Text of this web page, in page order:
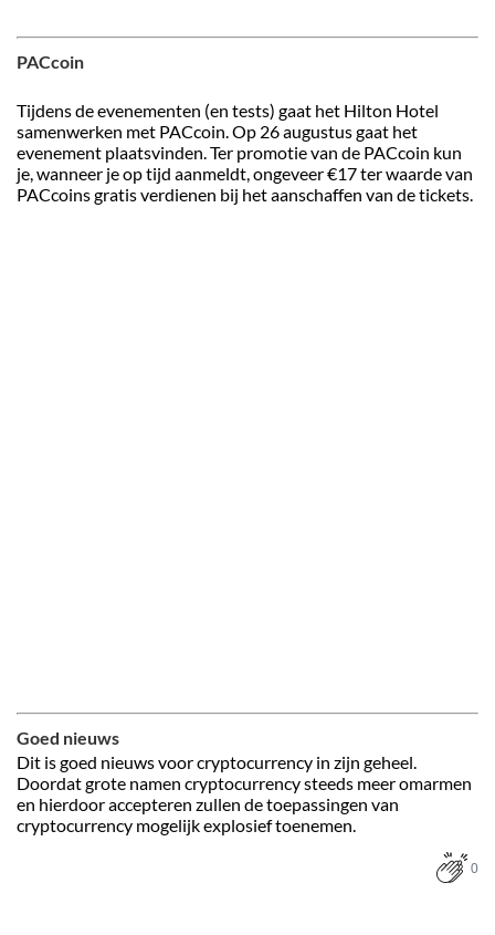
PACcoin
Tijdens de evenementen (en tests) gaat het Hilton Hotel
samenwerken met PACcoin. Op 26 augustus gaat het
evenement plaatsvinden. Ter promotie van de PACcoin kun
je, wanneer je op tijd aanmeldt, ongeveer €17 ter waarde van
PACcoins gratis verdienen bij het aanschaffen van de tickets.
Goed nieuws
Dit is goed nieuws voor cryptocurrency in zijn geheel.
Doordat grote namen cryptocurrency steeds meer omarmen
en hierdoor accepteren zullen de toepassingen van
cryptocurrency mogelijk explosief toenemen.
0